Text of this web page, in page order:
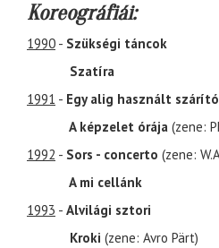
Koreográfiái:
1990 - Szükségi táncok
Szatíra
1991 - Egy alig használt
A képzelet órája (zene:
1992 - Sors - concerto (zene:
A mi cellánk
1993 - Alvilági sztori
Kroki (zene: Avro Pärt)